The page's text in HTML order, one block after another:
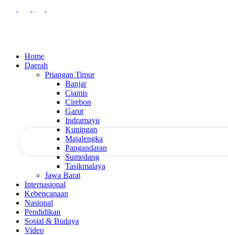
Home
Daerah
Priangan Timur
Banjar
Ciamis
Cirebon
Garut
Indramayu
Kuningan
Majalengka
Pangandaran
Sumedang
Tasikmalaya
Jawa Barat
Internasional
Kebencanaan
Nasional
Pendidikan
Sosial & Budaya
Video
kata sandi Anda